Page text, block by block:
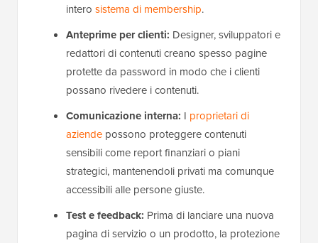
intero sistema di membership.
Anteprime per clienti: Designer, sviluppatori e
redattori di contenuti creano spesso pagine
protette da password in modo che i clienti
possano rivedere i contenuti.
Comunicazione interna: I proprietari di
aziende possono proteggere contenuti
sensibili come report finanziari o piani
strategici, mantenendoli privati ma comunque
accessibili alle persone giuste.
Test e feedback: Prima di lanciare una nuova
pagina di servizio o un prodotto, la protezione